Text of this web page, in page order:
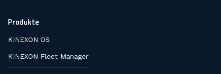
Produkte
KINEXON OS
KINEXON Fleet Manager